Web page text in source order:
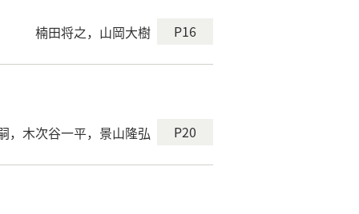
楠田将之，山岡大樹
P16
，木次谷一平，景山隆弘
P20